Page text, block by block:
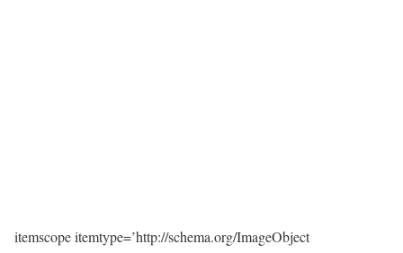
itemscope itemtype=’http://schema.org/ImageObject